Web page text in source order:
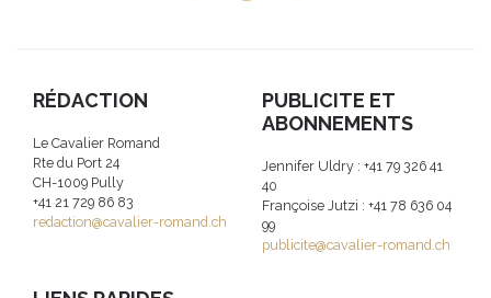
RÉDACTION
Le Cavalier Romand
Rte du Port 24
CH-1009 Pully
+41 21 729 86 83
redaction@cavalier-romand.ch
PUBLICITE ET
ABONNEMENTS
Jennifer Uldry : +41 79 326 41
40
Françoise Jutzi : +41 78 636 04
99
publicite@cavalier-romand.ch